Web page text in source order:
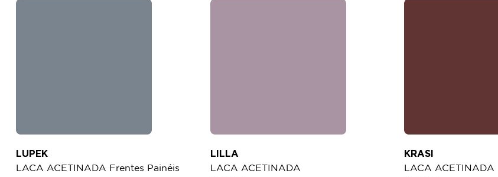
LUPEK
LACA ACETINADA Frentes Painéis
LILLA
LACA ACETINADA
KRASI
LACA ACETINADA